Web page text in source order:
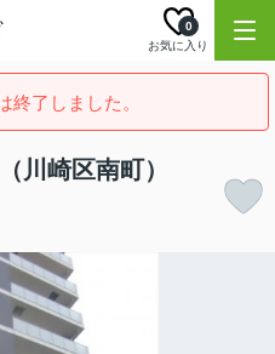
お気に入り
0
終了しました。
川崎区南町）